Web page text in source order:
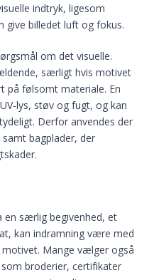
indtryk, ligesom
give billedet luft og fokus.
om det visuelle.
særligt hvis motivet
på følsomt materiale. En
lys, støv og fugt, og kan
Derfor anvendes der
bagplader, der
særlig begivenhed, et
kan indramning være med
Mange vælger også
broderier, certifikater